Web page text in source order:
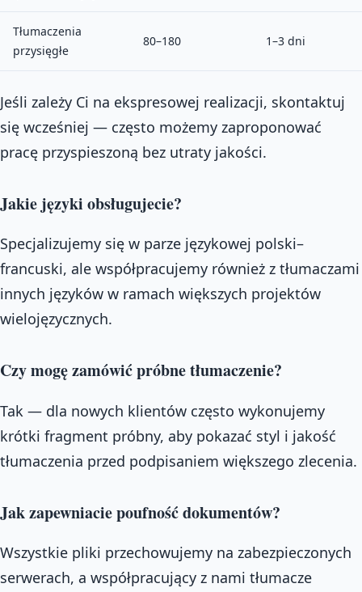
Tłumaczenia
przysięgłe
80–180 1–3 dni
Jeśli zależy Ci na ekspresowej realizacji, skontaktuj
się wcześniej — często możemy zaproponować
pracę przyspieszoną bez utraty jakości.
Jakie języki obsługujecie?
Specjalizujemy się w parze językowej polski–
francuski, ale współpracujemy również z tłumaczami
innych języków w ramach większych projektów
wielojęzycznych.
Czy mogę zamówić próbne tłumaczenie?
Tak — dla nowych klientów często wykonujemy
krótki fragment próbny, aby pokazać styl i jakość
tłumaczenia przed podpisaniem większego zlecenia.
Jak zapewniacie poufność dokumentów?
Wszystkie pliki przechowujemy na zabezpieczonych
serwerach, a współpracujący z nami tłumacze